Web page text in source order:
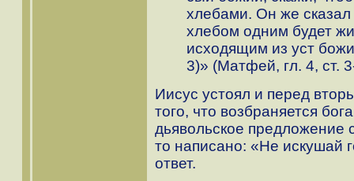
хлебами. Он же сказал
хлебом одним будет
исходящим из уст
3)» (Матфей, гл. 4, ст.
Иисус устоял и перед
того, что возбраняется
дьявольское
то написано: «Не искушай
ответ.